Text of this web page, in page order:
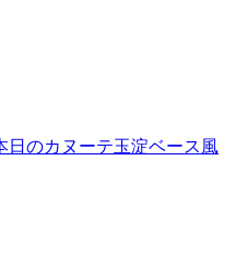
日のカヌーテ玉淀ベース風